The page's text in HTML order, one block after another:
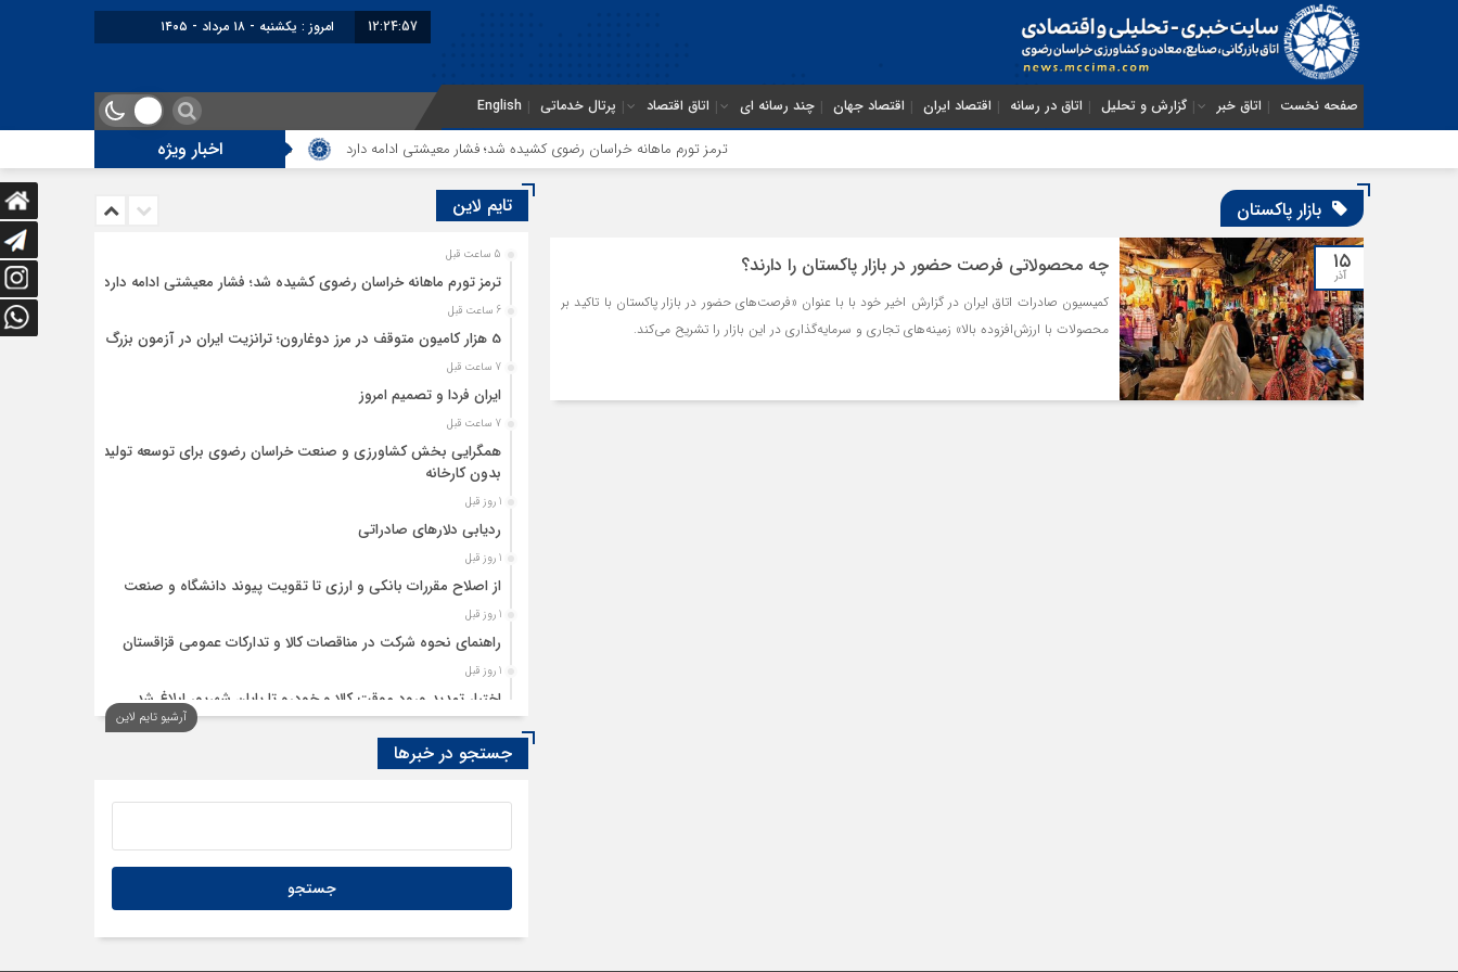
12:24:57 امروز : یکشنبه - ۱۸ مرداد - ۱۴۰۵
صفحه نخست اتاق خبر گزارش و تحلیل اتاق در رسانه اقتصاد ایران اقتصاد جهان چند رسانه ای اتاق اقتصاد پرتال خدماتی English
اخبار ویژه ترمز تورم ماهانه خراسان رضوی کشیده شد؛ فشار معیشتی ادامه دارد 5 هزار کامیون متوقف در مرز دوغارون؛ ترانزیت ایران در آزمون بزرگ
بازار پاکستان
۱۵
آذر چه محصولاتی فرصت‌ حضور در بازار پاکستان را دارند؟
کمیسیون صادرات اتاق ایران در گزارش اخیر خود با با عنوان «فرصت‌های حضور در بازار پاکستان با تاکید بر
محصولات با ارزش‌افزوده بالا» زمینه‌های تجاری و سرمایه‌گذاری در این بازار را تشریح می‌کند.
تایم لاین
5 ساعت قبل
ترمز تورم ماهانه خراسان رضوی کشیده شد؛ فشار معیشتی ادامه دارد
6 ساعت قبل
5 هزار کامیون متوقف در مرز دوغارون؛ ترانزیت ایران در آزمون بزرگ
7 ساعت قبل
ایران فردا و تصمیم امروز
7 ساعت قبل
همگرایی بخش کشاورزی و صنعت خراسان رضوی برای توسعه تولید
بدون کارخانه
1 روز قبل
ردیابی دلارهای صادراتی
1 روز قبل
از اصلاح مقررات بانکی و ارزی تا تقویت پیوند دانشگاه و صنعت
1 روز قبل
راهنمای نحوه شرکت در مناقصات کالا و تدارکات عمومی قزاقستان
1 روز قبل
اختیار تمدید ورود موقت کالا و خودرو تا پایان شهریور ابلاغ شد
تمدید امکان استفادۀ واردکنندگان دارو از اوراق گام تا پایان سال
آرشیو تایم لاین
جستجو در خبرها